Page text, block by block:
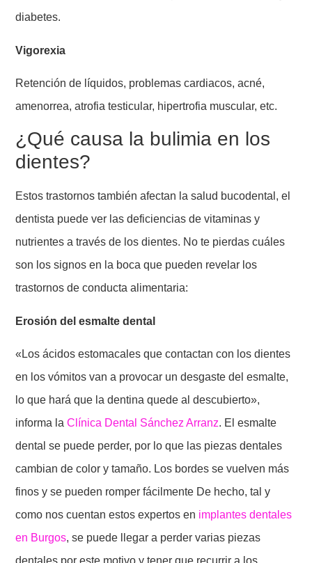
diabetes.
Vigorexia
Retención de líquidos, problemas cardiacos, acné,
amenorrea, atrofia testicular, hipertrofia muscular, etc.
¿Qué causa la bulimia en los
dientes?
Estos trastornos también afectan la salud bucodental, el
dentista puede ver las deficiencias de vitaminas y
nutrientes a través de los dientes. No te pierdas cuáles
son los signos en la boca que pueden revelar los
trastornos de conducta alimentaria:
Erosión del esmalte dental
«Los ácidos estomacales que contactan con los dientes
en los vómitos van a provocar un desgaste del esmalte,
lo que hará que la dentina quede al descubierto»,
informa laClínica Dental Sánchez Arranz. El esmalte
dental se puede perder, por lo que las piezas dentales
cambian de color y tamaño. Los bordes se vuelven más
finos y se pueden romper fácilmente De hecho, tal y
como nos cuentan estos expertos en implantes dentales
en Burgos, se puede llegar a perder varias piezas